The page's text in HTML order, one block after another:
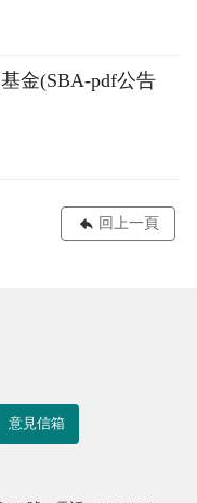
金(SBA-pdf公告
回上一頁
意見信箱